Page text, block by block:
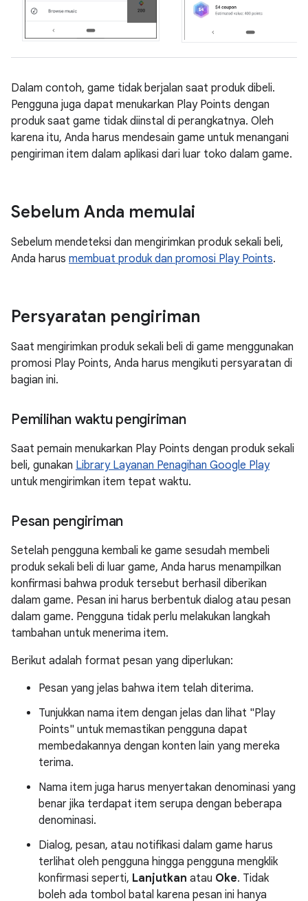
Dalam contoh, game tidak berjalan saat produk dibeli.
Pengguna juga dapat menukarkan Play Points dengan
produk saat game tidak diinstal di perangkatnya. Oleh
karena itu, Anda harus mendesain game untuk menangani
pengiriman item dalam aplikasi dari luar toko dalam game.
Sebelum Anda memulai
Sebelum mendeteksi dan mengirimkan produk sekali beli,
Anda harus membuat produk dan promosi Play Points.
Persyaratan pengiriman
Saat mengirimkan produk sekali beli di game menggunakan
promosi Play Points, Anda harus mengikuti persyaratan di
bagian ini.
Pemilihan waktu pengiriman
Saat pemain menukarkan Play Points dengan produk sekali
beli, gunakan Library Layanan Penagihan Google Play
untuk mengirimkan item tepat waktu.
Pesan pengiriman
Setelah pengguna kembali ke game sesudah membeli
produk sekali beli di luar game, Anda harus menampilkan
konfirmasi bahwa produk tersebut berhasil diberikan
dalam game. Pesan ini harus berbentuk dialog atau pesan
dalam game. Pengguna tidak perlu melakukan langkah
tambahan untuk menerima item.
Berikut adalah format pesan yang diperlukan:
Pesan yang jelas bahwa item telah diterima.
Tunjukkan nama item dengan jelas dan lihat "Play
Points" untuk memastikan pengguna dapat
membedakannya dengan konten lain yang mereka
terima.
Nama item juga harus menyertakan denominasi yang
benar jika terdapat item serupa dengan beberapa
denominasi.
Dialog, pesan, atau notifikasi dalam game harus
terlihat oleh pengguna hingga pengguna mengklik
konfirmasi seperti, Lanjutkan atau Oke. Tidak
boleh ada tombol batal karena pesan ini hanya